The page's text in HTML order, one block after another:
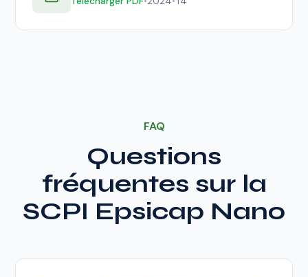
FAQ
Questions
fréquentes sur la
SCPI Epsicap Nano